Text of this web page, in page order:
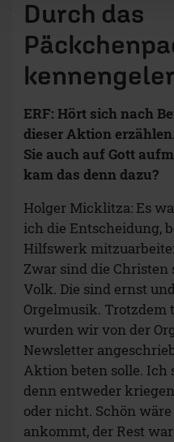
Durch das
ERF: Hört sich nach
dieser Aktion
Sie auch auf Gott
kam das denn dazu?
Holger Micklitza: Es
ich die Entscheidung,
Hilfswerk
Zwar sind die
Volk. Die sind ernst
Orgelmusik. Trotzdem
wurden wir von der
Newsletter
Aktion beten solle. Ich
denn entweder
oder nicht. Schön
ankommt, der Rest